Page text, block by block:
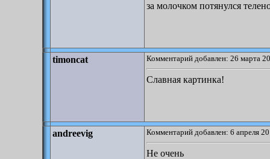
за молочком потянулся
timoncat Комментарий добавлен: 26 марта
Славная картинка!
andreevig Комментарий добавлен: 6 апреля
Не очень